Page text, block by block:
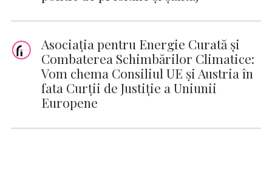
Asociația pentru Energie Curată și
Combaterea Schimbărilor Climatice:
Vom chema Consiliul UE și Austria în
fata Curții de Justiție a Uniunii
Europene